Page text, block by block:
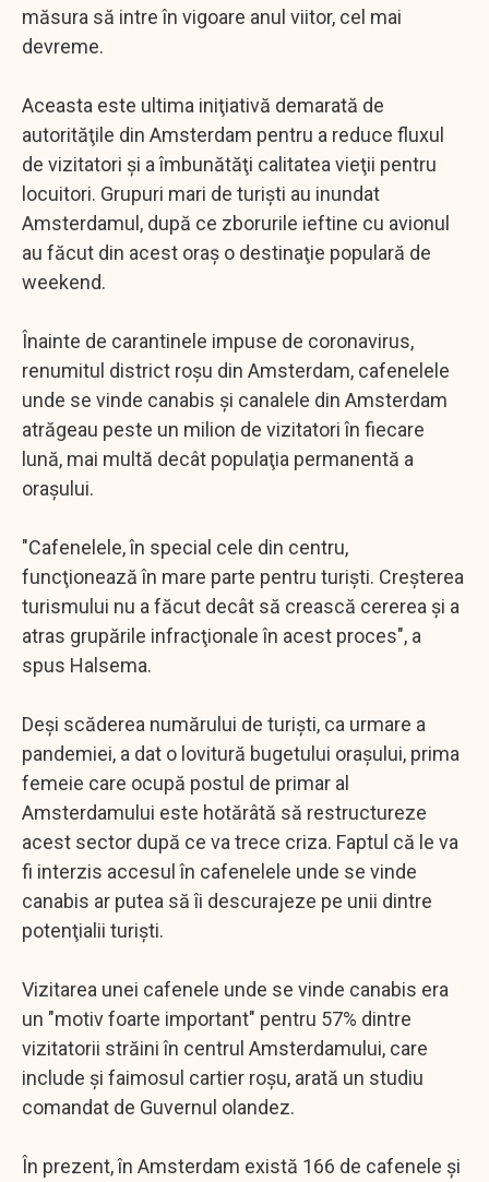
măsura să intre în vigoare anul viitor, cel mai
devreme.
Aceasta este ultima iniţiativă demarată de
autorităţile din Amsterdam pentru a reduce fluxul
de vizitatori şi a îmbunătăţi calitatea vieţii pentru
locuitori. Grupuri mari de turişti au inundat
Amsterdamul, după ce zborurile ieftine cu avionul
au făcut din acest oraş o destinaţie populară de
weekend.
Înainte de carantinele impuse de coronavirus,
renumitul district roşu din Amsterdam, cafenelele
unde se vinde canabis şi canalele din Amsterdam
atrăgeau peste un milion de vizitatori în fiecare
lună, mai multă decât populaţia permanentă a
oraşului.
"Cafenelele, în special cele din centru,
funcţionează în mare parte pentru turişti. Creşterea
turismului nu a făcut decât să crească cererea şi a
atras grupările infracţionale în acest proces", a
spus Halsema.
Deşi scăderea numărului de turişti, ca urmare a
pandemiei, a dat o lovitură bugetului oraşului, prima
femeie care ocupă postul de primar al
Amsterdamului este hotărâtă să restructureze
acest sector după ce va trece criza. Faptul că le va
fi interzis accesul în cafenelele unde se vinde
canabis ar putea să îi descurajeze pe unii dintre
potenţialii turişti.
Vizitarea unei cafenele unde se vinde canabis era
un "motiv foarte important" pentru 57% dintre
vizitatorii străini în centrul Amsterdamului, care
include şi faimosul cartier roşu, arată un studiu
comandat de Guvernul olandez.
În prezent, în Amsterdam există 166 de cafenele şi